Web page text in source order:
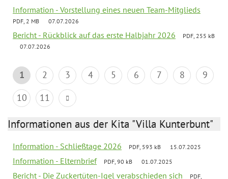
Information - Vorstellung eines neuen Team-Mitglieds
PDF, 2 MB 07.07.2026
Bericht - Rückblick auf das erste Halbjahr 2026
PDF, 255 kB
07.07.2026
1 2 3 4 5 6 7 8
9
10
11
Informationen aus der Kita "Villa Kunterbunt"
Information - Schließtage 2026 PDF, 593 kB 15.07.2025
Information - Elternbrief PDF, 90 kB 01.07.2025
Bericht - Die Zuckertüten-Igel verabschieden sich PDF,